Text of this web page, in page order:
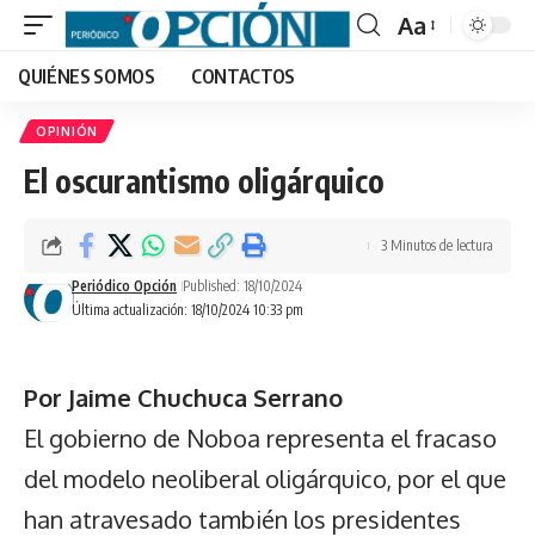
Font
Aa
QUIÉNES SOMOS CONTACTOS
OPINIÓN
El oscurantismo oligárquico
Última actualización: 18/10/2024 10:33 pm
Periódico Opción Published: 18/10/2024
3 Minutos de lectura
Por Jaime Chuchuca Serrano
El gobierno de Noboa representa el fracaso
del modelo neoliberal oligárquico, por el que
han atravesado también los presidentes